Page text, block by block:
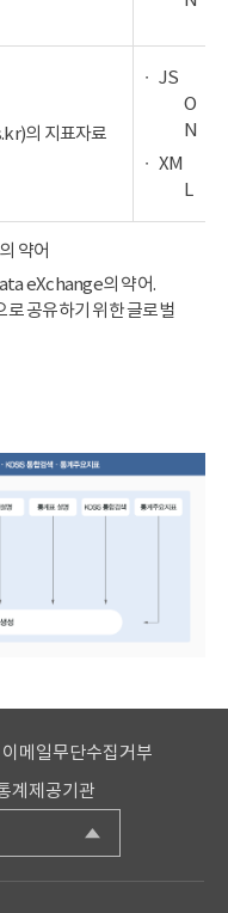
의 지표자료
JS
O
N
XM
L
약어
eXchange의 약어.
공유하기 위한 글로벌
이메일무단수집거부
계제공기관